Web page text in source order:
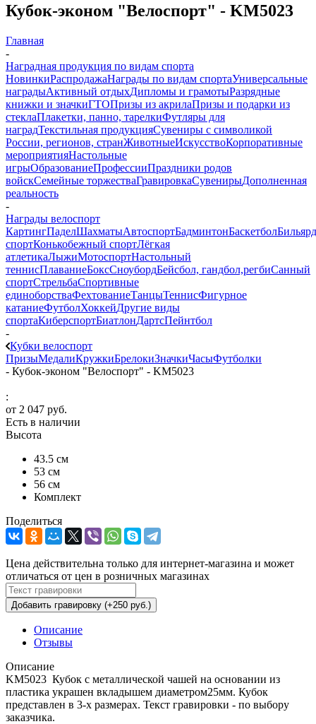
Кубок-эконом "Велоспорт" - KM5023
Главная
-
Наградная продукция по видам спорта
НовинкиРаспродажаНаграды по видам спортаУниверсальные
наградыАктивный отдыхДипломы и грамотыРазрядные
книжки и значкиГТОПризы из акрилаПризы и подарки из
стеклаПлакетки, панно, тарелкиФутляры для
наградТекстильная продукцияСувениры с символикой
России, регионов, странЖивотныеИскусствоКорпоративные
мероприятияНастольные
игрыОбразованиеПрофессииПраздники родов
войскСемейные торжестваГравировкаСувенирыДополненная
реальность
-
Награды велоспорт
КартингПаделШахматыАвтоспортБадминтонБаскетболБильярд
спортКонькобежный спортЛёгкая
атлетикаЛыжиМотоспортНастольный
теннисПлаваниеБоксСноубордБейсбол, гандбол,регбиСанный
спортСтрельбаСпортивные
единоборстваФехтованиеТанцыТеннисФигурное
катаниеФутболХоккейДругие виды
спортаКиберспортБиатлонДартсПейнтбол
-
Кубки велоспорт
ПризыМедалиКружкиБрелокиЗначкиЧасыФутболки
- Кубок-эконом "Велоспорт" - KM5023
:
от 2 047 руб.
Есть в наличии
Высота
43.5 см
53 см
56 см
Комплект
Поделиться
Цена действительна только для интернет-магазина и может
отличаться от цен в розничных магазинах
Добавить гравировку (+250 руб.)
Описание
Отзывы
Описание
KM5023 Кубок с металлической чашей на основании из
пластика украшен вкладышем диаметром25мм. Кубок
представлен в 3-х размерах. Текст гравировки - по выбору
заказчика.